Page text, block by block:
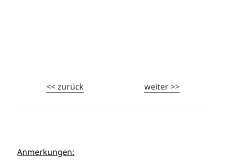
<< zurück weiter >>
Anmerkungen: